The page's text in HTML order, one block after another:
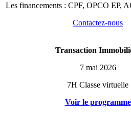
Les financements : CPF, OPCO EP,
Contactez-nous
Transaction
7 mai 2026
7H Classe virtuelle
Voir le programme